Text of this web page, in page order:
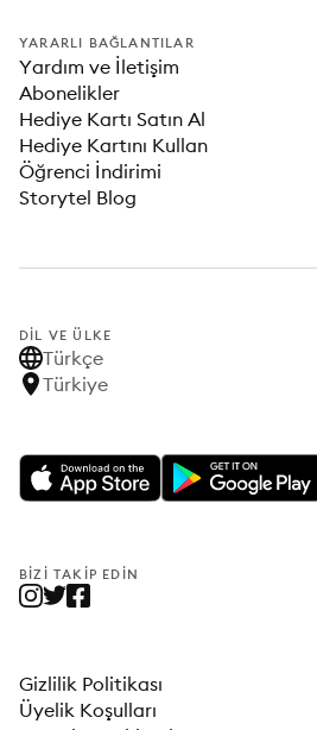
YARARLI BAĞLANTILAR
Yardım ve İletişim
Abonelikler
Hediye Kartı Satın Al
Hediye Kartını Kullan
Öğrenci İndirimi
Storytel Blog
DIL VE ÜLKE
Türkçe
Türkiye
BIZI TAKIP EDIN
Gizlilik Politikası
Üyelik Koşulları